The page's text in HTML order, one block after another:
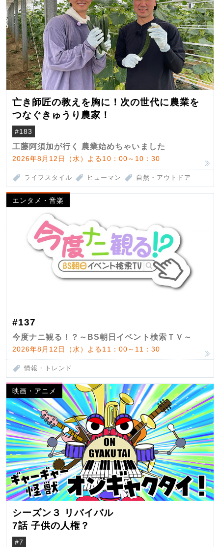
亡き師匠の教えを胸に！次の世代に農業を
つなぐきゅうり農家！
#183
工藤阿須加が行く 農業始めちゃいました
2026年8月12日（水）よる10：00～10：30
ライフスタイル ヒューマン 自然・アウトドア
エンタメ・音楽
#137
今度ナニ観る！？～BS朝日イベント検索ＴＶ～
2026年8月12日（水）よる11：00～11：30
情報・トレンド
映画・アニメ
シーズン３ リバイバル
7話 子供の人権？
#7